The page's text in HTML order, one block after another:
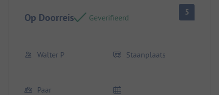
Op Doorreis Geverifieerd
5
Walter P Staanplaats
Paar